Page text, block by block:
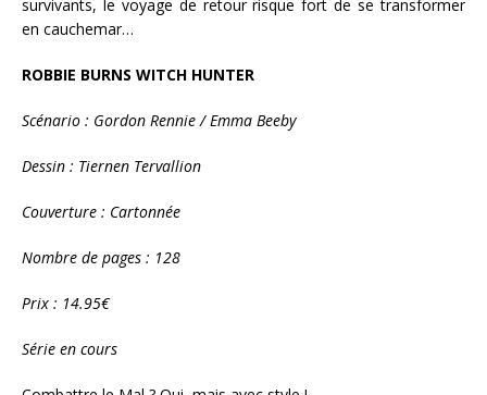
survivants, le voyage de retour risque fort de se transformer
en cauchemar…
ROBBIE BURNS WITCH HUNTER
Scénario : Gordon Rennie / Emma Beeby
Dessin : Tiernen Tervallion
Couverture : Cartonnée
Nombre de pages : 128
Prix : 14.95€
Série en cours